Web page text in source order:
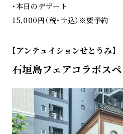
・本日のデザート
15,000円（税・サ込）※要予約
【アンテュイションせとうみ】
石垣島フェアコラボス